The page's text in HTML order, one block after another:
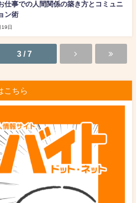
仕事での人間関係の築き方とコミュニ
ン術
19日
3 / 7
こちら